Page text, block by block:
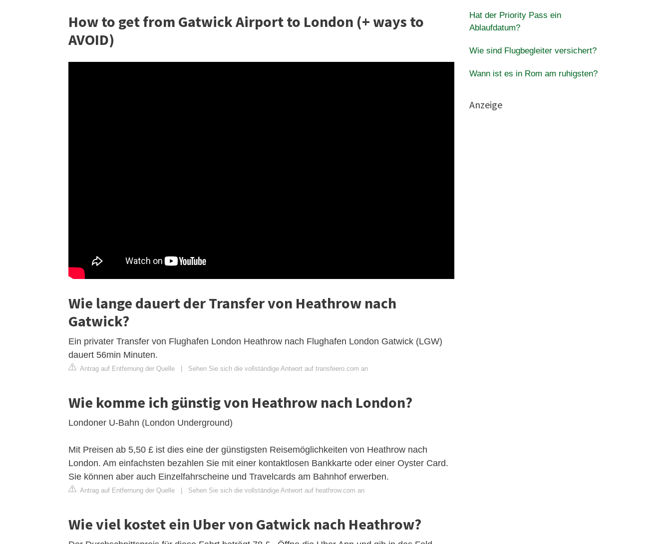
How to get from Gatwick Airport to London (+ ways to
AVOID)
Wie lange dauert der Transfer von Heathrow nach
Gatwick?
Ein privater Transfer von Flughafen London Heathrow nach Flughafen London Gatwick (LGW)
dauert 56min Minuten.
Antrag auf Entfernung der Quelle | Sehen Sie sich die vollständige Antwort auf transfeero.com an
Wie komme ich günstig von Heathrow nach London?
Londoner U-Bahn (London Underground)
Mit Preisen ab 5,50 £ ist dies eine der günstigsten Reisemöglichkeiten von Heathrow nach
London. Am einfachsten bezahlen Sie mit einer kontaktlosen Bankkarte oder einer Oyster Card.
Sie können aber auch Einzelfahrscheine und Travelcards am Bahnhof erwerben.
Antrag auf Entfernung der Quelle | Sehen Sie sich die vollständige Antwort auf heathrow.com an
Wie viel kostet ein Uber von Gatwick nach Heathrow?
Hat der Priority Pass ein
Ablaufdatum?
Wie sind Flugbegleiter versichert?
Wann ist es in Rom am ruhigsten?
Anzeige